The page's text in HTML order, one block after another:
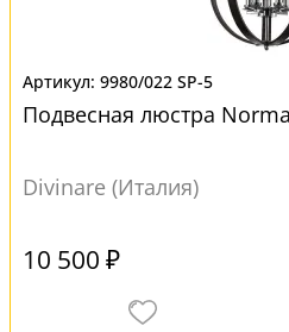
9980/022 SP-5
Подвесная люстра
Divinare (Италия)
10 500 ₽